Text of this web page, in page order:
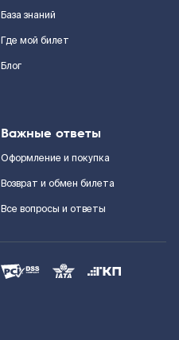
База знаний
Где мой билет
Блог
Важные ответы
Оформление и покупка
Возврат и обмен билета
Все вопросы и ответы